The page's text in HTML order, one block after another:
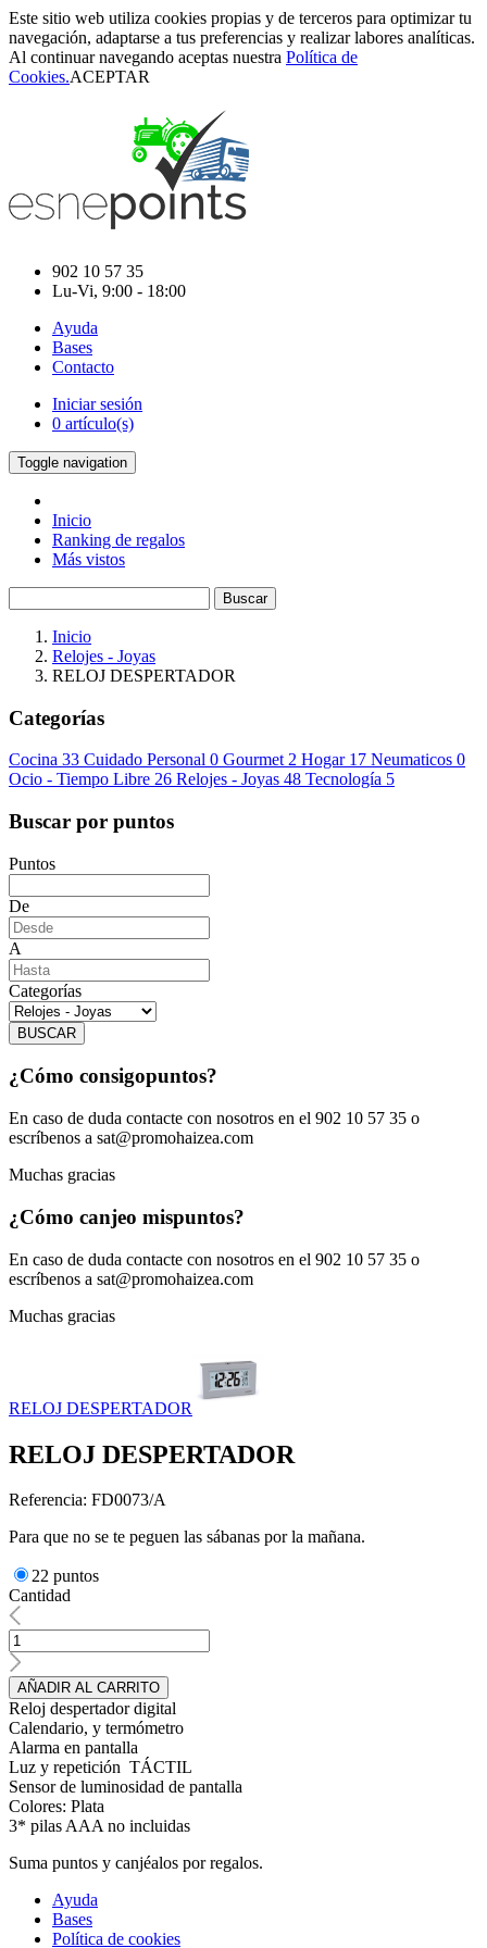
Este sitio web utiliza cookies propias y de terceros para optimizar tu
navegación, adaptarse a tus preferencias y realizar labores analíticas.
Al continuar navegando aceptas nuestra Política de
Cookies.ACEPTAR
902 10 57 35
Lu-Vi, 9:00 - 18:00
Ayuda
Bases
Contacto
Iniciar sesión
0 artículo(s)
Toggle navigation
Inicio
Ranking de regalos
Más vistos
Buscar
Inicio
Relojes - Joyas
RELOJ DESPERTADOR
Categorías
Cocina 33 Cuidado Personal 0 Gourmet 2 Hogar 17 Neumaticos 0
Ocio - Tiempo Libre 26 Relojes - Joyas 48 Tecnología 5
Buscar por puntos
Puntos
De
A
Categorías
BUSCAR
¿Cómo consigopuntos?
En caso de duda contacte con nosotros en el 902 10 57 35 o
escríbenos a sat@promohaizea.com
Muchas gracias
¿Cómo canjeo mispuntos?
En caso de duda contacte con nosotros en el 902 10 57 35 o
escríbenos a sat@promohaizea.com
Muchas gracias
RELOJ DESPERTADOR
RELOJ DESPERTADOR
Referencia: FD0073/A
Para que no se te peguen las sábanas por la mañana.
22 puntos
Cantidad
AÑADIR AL CARRITO
Reloj despertador digital
Calendario, y termómetro
Alarma en pantalla
Luz y repetición TÁCTIL
Sensor de luminosidad de pantalla
Colores: Plata
3* pilas AAA no incluidas
Suma puntos y canjéalos por regalos.
Ayuda
Bases
Política de cookies